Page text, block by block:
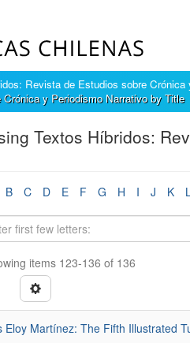
Revista de Estudios sobre Crónica
y Periodismo Narrativo by Title
Textos Híbridos:
B C D E F G H I J K
items 123-136 of 136
Eloy Martínez: The Fifth Illustrated